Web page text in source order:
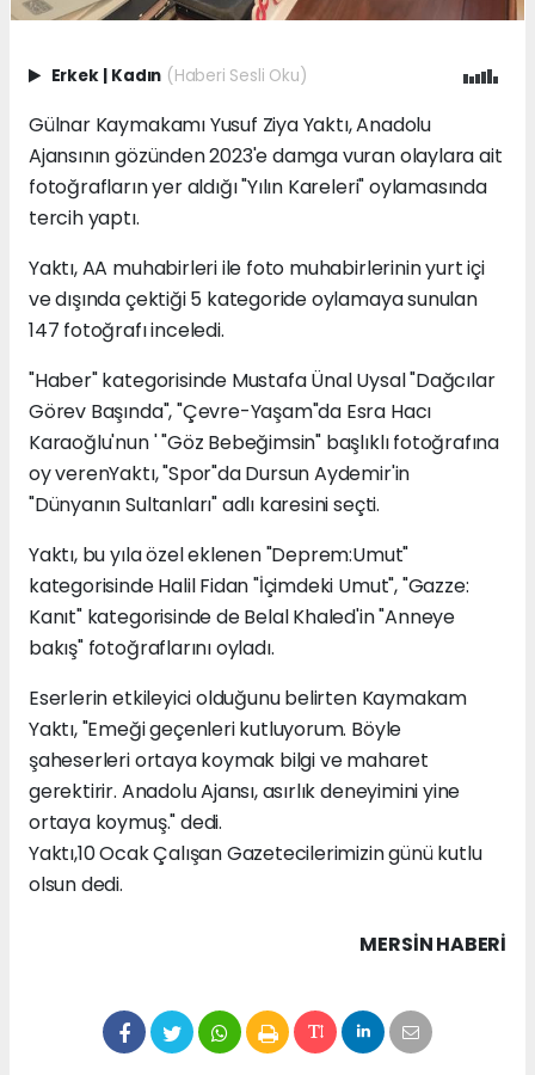
Erkek Kadın (Haberi Sesli Oku)
Gülnar Kaymakamı Yusuf Ziya Yaktı, Anadolu
Ajansının gözünden 2023'e damga vuran olaylara ait
fotoğrafların yer aldığı "Yılın Kareleri" oylamasında
tercih yaptı.
Yaktı, AA muhabirleri ile foto muhabirlerinin yurt içi
ve dışında çektiği 5 kategoride oylamaya sunulan
147 fotoğrafı inceledi.
"Haber" kategorisinde Mustafa Ünal Uysal "Dağcılar
Görev Başında", "Çevre-Yaşam"da Esra Hacı
Karaoğlu'nun ' "Göz Bebeğimsin" başlıklı fotoğrafına
oy verenYaktı, "Spor"da Dursun Aydemir'in
"Dünyanın Sultanları" adlı karesini seçti.
Yaktı, bu yıla özel eklenen "Deprem:Umut"
kategorisinde Halil Fidan "İçimdeki Umut", "Gazze:
Kanıt" kategorisinde de Belal Khaled'in "Anneye
bakış" fotoğraflarını oyladı.
Eserlerin etkileyici olduğunu belirten Kaymakam
Yaktı, "Emeği geçenleri kutluyorum. Böyle
şaheserleri ortaya koymak bilgi ve maharet
gerektirir. Anadolu Ajansı, asırlık deneyimini yine
ortaya koymuş." dedi.
Yaktı,10 Ocak Çalışan Gazetecilerimizin günü kutlu
olsun dedi.
MERSIN HABERİ